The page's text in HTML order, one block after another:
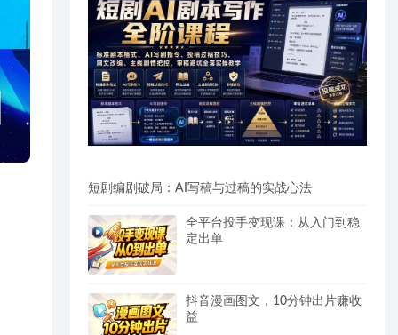
短剧编剧破局：AI写稿与过稿的实战心法
全平台投手变现课：从入门到稳
定出单
抖音漫画图文，10分钟出片赚收
益